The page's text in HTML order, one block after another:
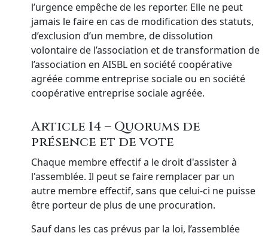
l’urgence empêche de les reporter. Elle ne peut
jamais le faire en cas de modification des statuts,
d’exclusion d’un membre, de dissolution
volontaire de l’association et de transformation de
l’association en AISBL en société coopérative
agréée comme entreprise sociale ou en société
coopérative entreprise sociale agréée.
Article 14 – Quorums de
présence et de vote
Chaque membre effectif a le droit d'assister à
l'assemblée. Il peut se faire remplacer par un
autre membre effectif, sans que celui-ci ne puisse
être porteur de plus de une procuration.
Sauf dans les cas prévus par la loi, l’assemblée